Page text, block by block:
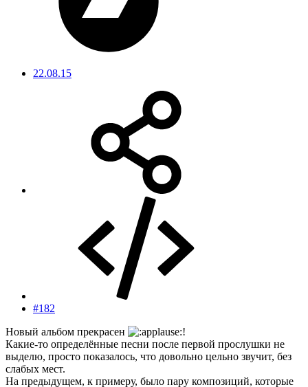
22.08.15
#182
Новый альбом прекрасен
!
Какие-то определённые песни после первой прослушки не
выделю, просто показалось, что довольно цельно звучит, без
слабых мест.
На предыдущем, к примеру, было пару композиций, которые